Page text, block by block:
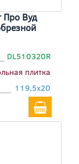
Про Вуд
DL510320R
плитка
119,5x20